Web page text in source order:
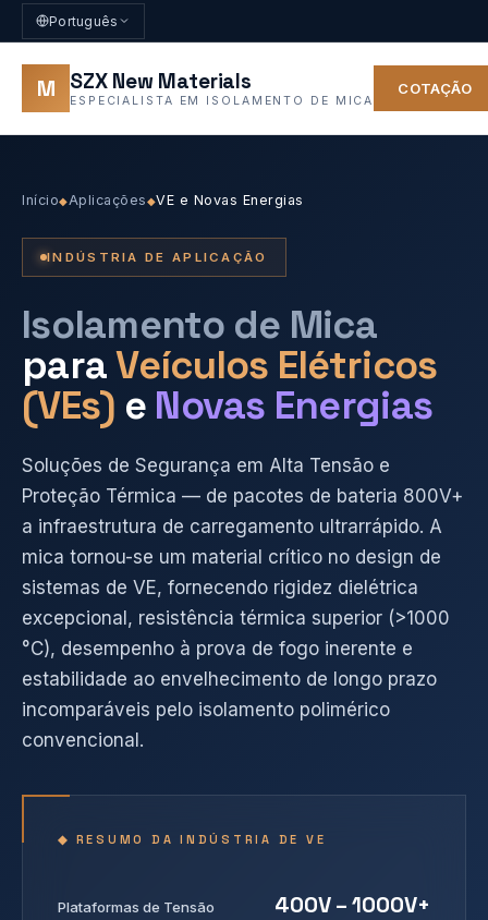
Português
M SZX New Materials
ESPECIALISTA EM ISOLAMENTO DE MICA
COTAÇÃO
Início◆Aplicações◆VE e Novas Energias
INDÚSTRIA DE APLICAÇÃO
Isolamento de Mica
paraVeículos Elétricos
(VEs) e Novas Energias
Soluções de Segurança em Alta Tensão e
Proteção Térmica — de pacotes de bateria 800V+
a infraestrutura de carregamento ultrarrápido. A
mica tornou-se um material crítico no design de
sistemas de VE, fornecendo rigidez dielétrica
excepcional, resistência térmica superior (>1000
°C), desempenho à prova de fogo inerente e
estabilidade ao envelhecimento de longo prazo
incomparáveis pelo isolamento polimérico
convencional.
◆ RESUMO DA INDÚSTRIA DE VE
Plataformas de Tensão 400V – 1000V+